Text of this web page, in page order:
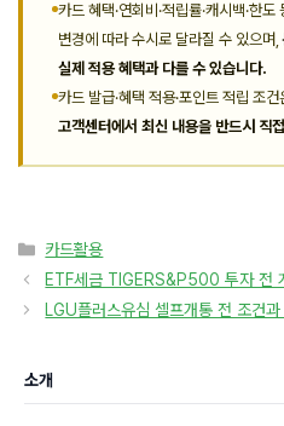
카드 혜택·연회비·적립률·캐시백·한
변경에 따라 수시로 달라질 수 있으며,
실제 적용 혜택과 다를 수 있습니다.
카드 발급·혜택 적용·포인트 적립 조건
고객센터에서 최신 내용을 반드시 직
카
테
리
카드활용
ETF세금 TIGERS&P500 투자 전
LGU플러스유심 셀프개통 전 조건과
소개